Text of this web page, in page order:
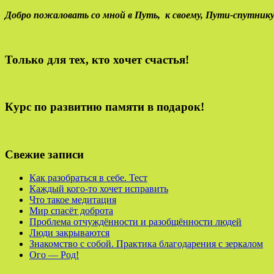
Добро пожаловать со мной в Путь, к своему, Пути-
Только для тех, кто хочет счастья!
Курс по развитию памяти в подарок!
Свежие записи
Как разобраться в себе. Тест
Каждый кого-то хочет исправить
Что такое медитация
Мир спасёт доброта
Проблема отчуждённости и разобщённости людей
Люди закрываются
Знакомство с собой. Практика благодарения с зеркалом
Ого — Род!